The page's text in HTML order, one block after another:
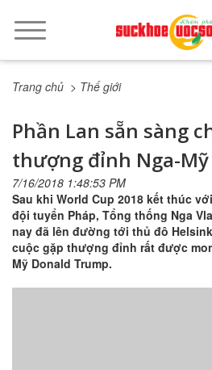
Trang chủ > Thế giới
Phần Lan sẵn sàng
thượng đỉnh Nga-Mỹ
7/16/2018 1:48:53 PM
Sau khi World Cup 2018 kết thúc
đội tuyển Pháp, Tổng thống Nga
nay đã lên đường tới thủ đô
cuộc gặp thượng đỉnh rất được
Mỹ Donald Trump.